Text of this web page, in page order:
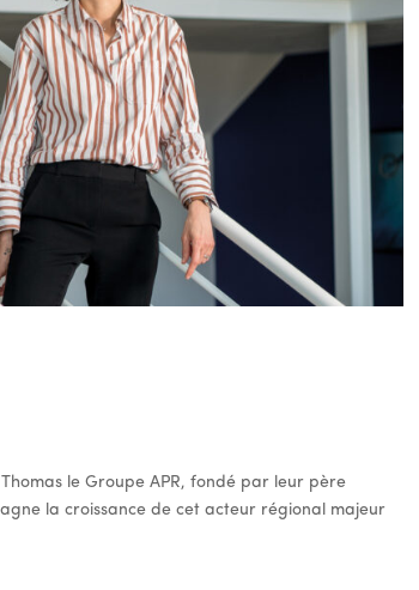
le Groupe APR, fondé par leur père
la croissance de cet acteur régional majeur